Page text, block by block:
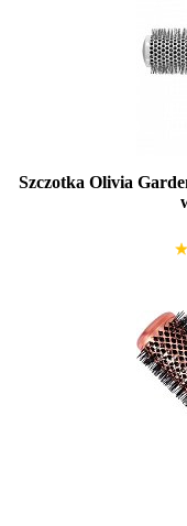
Szczotka Olivia